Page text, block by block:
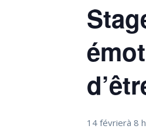
14 févrierà 8